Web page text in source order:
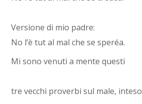
Versione di mio padre:
No l’è tut al mal che se speréa.
Mi sono venuti a mente questi
tre vecchi proverbi sul male, inteso